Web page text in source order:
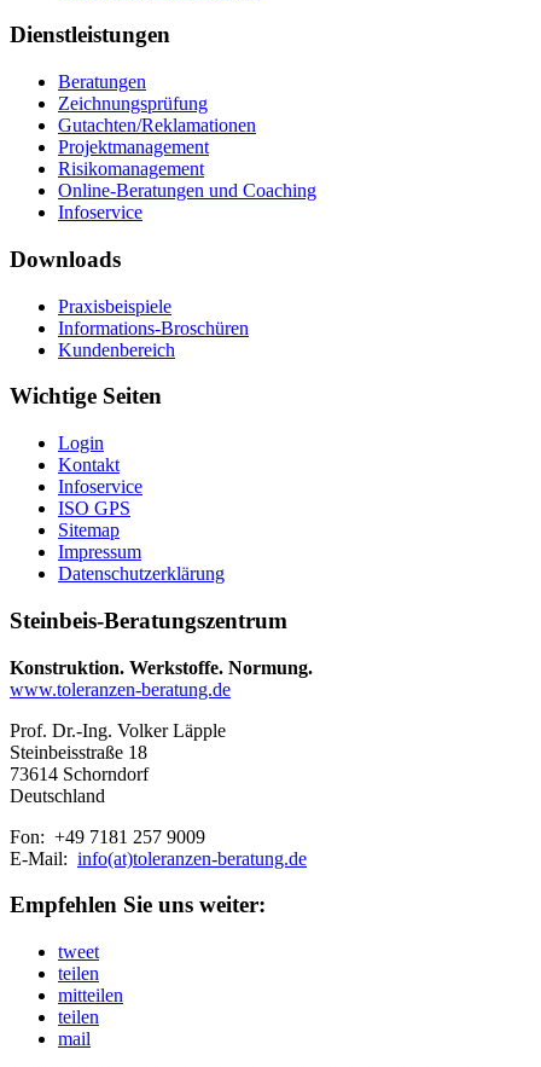
Dienstleistungen
Beratungen
Zeichnungsprüfung
Gutachten/Reklamationen
Projektmanagement
Risikomanagement
Online-Beratungen und Coaching
Infoservice
Downloads
Praxisbeispiele
Informations-Broschüren
Kundenbereich
Wichtige Seiten
Login
Kontakt
Infoservice
ISO GPS
Sitemap
Impressum
Datenschutzerklärung
Steinbeis-Beratungszentrum
Konstruktion. Werkstoffe. Normung.
www.toleranzen-beratung.de
Prof. Dr.-Ing. Volker Läpple
Steinbeisstraße 18
73614 Schorndorf
Deutschland
Fon: +49 7181 257 9009
E-Mail: info(at)toleranzen-beratung.de
Empfehlen Sie uns weiter:
tweet
teilen
mitteilen
teilen
mail